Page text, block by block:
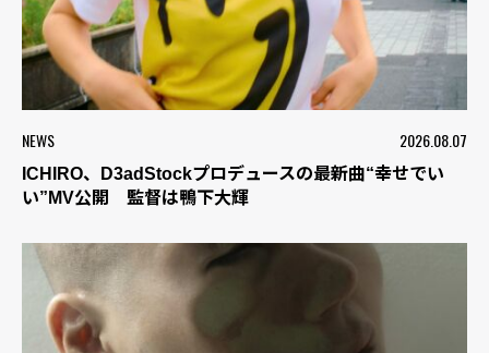
NEWS 2026.08.07
ICHIRO、D3adStockプロデュースの最新曲“幸せでい
い”MV公開 監督は鴨下大輝